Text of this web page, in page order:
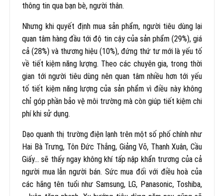
thông tin qua bạn bè, người thân.
Nhưng khi quyết định mua sản phẩm, người tiêu dùng lại
quan tâm hàng đầu tới độ tin cậy của sản phẩm (29%), giá
cả (28%) và thương hiệu (10%), đứng thứ tư mới là yếu tố
về tiết kiệm năng lượng. Theo các chuyên gia, trong thời
gian tới người tiêu dùng nên quan tâm nhiều hơn tới yếu
tố tiết kiệm năng lượng của sản phẩm vì điều này không
chỉ góp phần bảo vệ môi trường mà còn giúp tiết kiệm chi
phí khi sử dụng.
Dạo quanh thị trường điện lạnh trên một số phố chính như
Hai Bà Trưng, Tôn Đức Thắng, Giảng Võ, Thanh Xuân, Cầu
Giấy… sẽ thấy ngay không khí tấp nập khẩn trương của cả
người mua lẫn người bán. Sức mua đối với điều hoà của
các hãng tên tuổi như Samsung, LG, Panasonic, Toshiba,